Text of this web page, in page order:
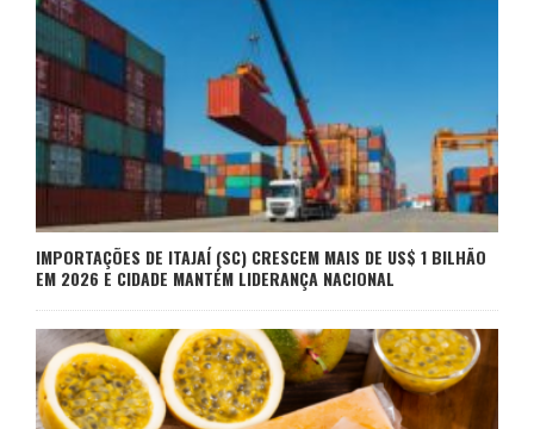
IMPORTAÇÕES DE ITAJAÍ (SC) CRESCEM MAIS DE US$ 1 BILHÃO
EM 2026 E CIDADE MANTÉM LIDERANÇA NACIONAL